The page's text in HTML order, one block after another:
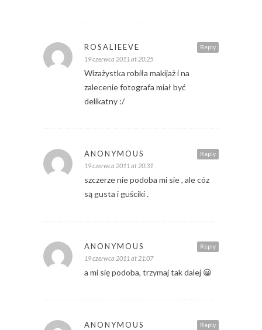
Reply
ROSALIEEVE
19 czerwca 2011 at 20:25
Wizażystka robiła makijaż i na
zalecenie fotografa miał być
delikatny :/
Reply
ANONYMOUS
19 czerwca 2011 at 20:31
szczerze nie podoba mi sie , ale cóz
są gusta i guściki .
Reply
ANONYMOUS
19 czerwca 2011 at 21:07
a mi się podoba, trzymaj tak dalej 😀
Reply
ANONYMOUS